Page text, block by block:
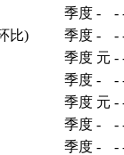
季度 - -
比)
季度 - -
季度 元 -
季度 - -
季度 元 -
季度 - -
季度 - -